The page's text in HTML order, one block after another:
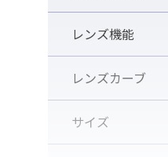
着用者の鼻形状
レンズ機能
レンズカーブ
サイズ